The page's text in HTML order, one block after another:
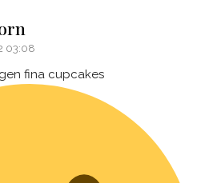
03:08
fina cupcakes